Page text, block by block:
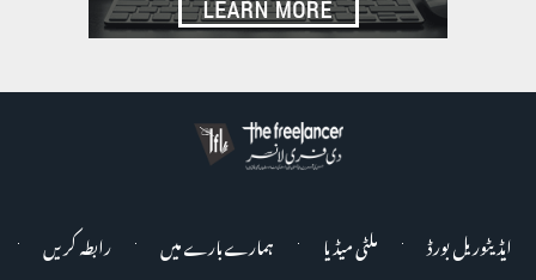
ایڈیٹوریل بورڈ ملٹی میڈیا ہمارے بارے میں
رابطہ کریں